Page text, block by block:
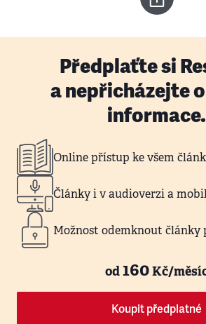
Předplaťte si
a nepřicházejte
informace.
Online přístup ke všem
Články i v audioverzi a
Možnost odemknout články
od160Kč/
Koupit předplatné